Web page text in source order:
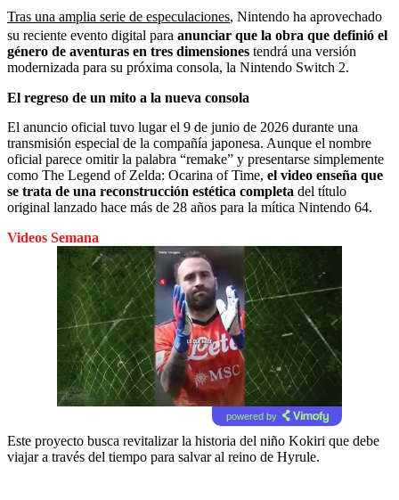
Tras una amplia serie de especulaciones, Nintendo ha aprovechado
su reciente evento digital para anunciar que la obra que definió el
género de aventuras en tres dimensiones tendrá una versión
modernizada para su próxima consola, la Nintendo Switch 2.
El regreso de un mito a la nueva consola
El anuncio oficial tuvo lugar el 9 de junio de 2026 durante una
transmisión especial de la compañía japonesa. Aunque el nombre
oficial parece omitir la palabra “remake” y presentarse simplemente
como The Legend of Zelda: Ocarina of Time, el video enseña que
se trata de una reconstrucción estética completa del título
original lanzado hace más de 28 años para la mítica Nintendo 64.
Videos Semana
powered by
Este proyecto busca revitalizar la historia del niño Kokiri que debe
viajar a través del tiempo para salvar al reino de Hyrule.